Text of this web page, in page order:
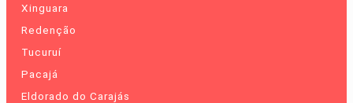
Xinguara
Redenção
Tucuruí
Pacajá
Eldorado do Carajás